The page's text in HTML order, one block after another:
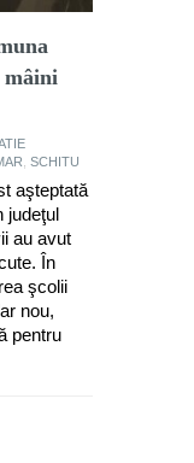
mâini
SCHITU
aşteptată
judeţul
au avut
În
şcolii
nou,
pentru